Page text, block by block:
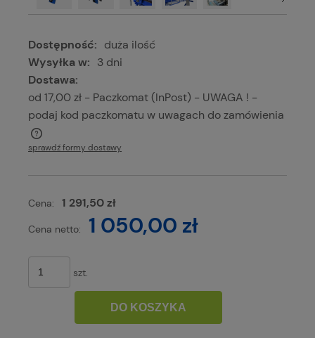
Dostępność: duża ilość
Wysyłka w: 3 dni
Dostawa:
od 17,00 zł - Paczkomat (InPost) - UWAGA ! -
podaj kod paczkomatu w uwagach do zamówienia
Cena nie zawiera ewentualnych kosztów płatności
sprawdź formy dostawy
Cena: 1 291,50 zł
Cena netto: 1 050,00 zł
szt.
DO KOSZYKA